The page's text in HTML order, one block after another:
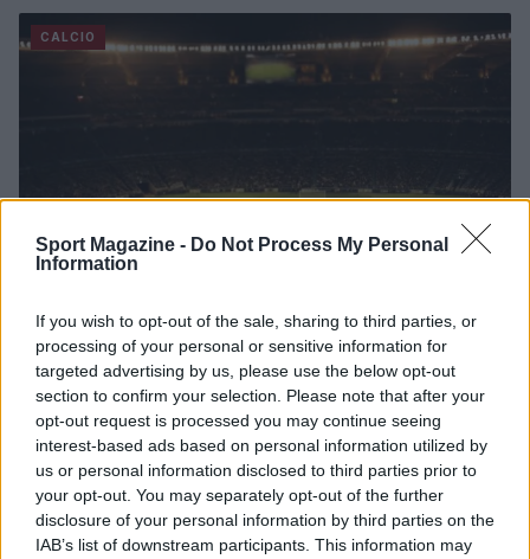
Sport Magazine - Do Not Process My Personal
Information
If you wish to opt-out of the sale, sharing to third parties, or
processing of your personal or sensitive information for
targeted advertising by us, please use the below opt-out
section to confirm your selection. Please note that after your
opt-out request is processed you may continue seeing
interest-based ads based on personal information utilized by
us or personal information disclosed to third parties prior to
your opt-out. You may separately opt-out of the further
disclosure of your personal information by third parties on the
IAB’s list of downstream participants. This information may
CALCIO
Derby d’Italia a Perth: l’Inter vince 2-1 sulla Juventus
Andrea Conforti · 9 Ago 2026
CALCIO